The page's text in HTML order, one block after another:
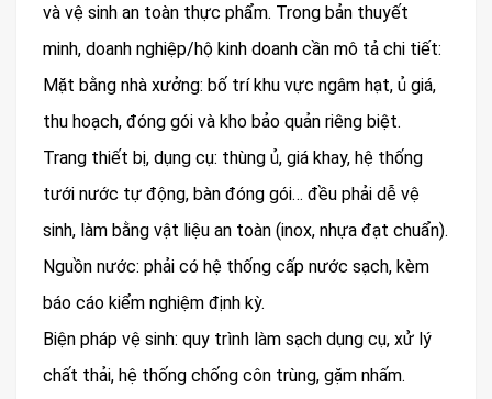
và vệ sinh an toàn thực phẩm. Trong bản thuyết
minh, doanh nghiệp/hộ kinh doanh cần mô tả chi tiết:
Mặt bằng nhà xưởng: bố trí khu vực ngâm hạt, ủ giá,
thu hoạch, đóng gói và kho bảo quản riêng biệt.
Trang thiết bị, dụng cụ: thùng ủ, giá khay, hệ thống
tưới nước tự động, bàn đóng gói… đều phải dễ vệ
sinh, làm bằng vật liệu an toàn (inox, nhựa đạt chuẩn).
Nguồn nước: phải có hệ thống cấp nước sạch, kèm
báo cáo kiểm nghiệm định kỳ.
Biện pháp vệ sinh: quy trình làm sạch dụng cụ, xử lý
chất thải, hệ thống chống côn trùng, gặm nhấm.